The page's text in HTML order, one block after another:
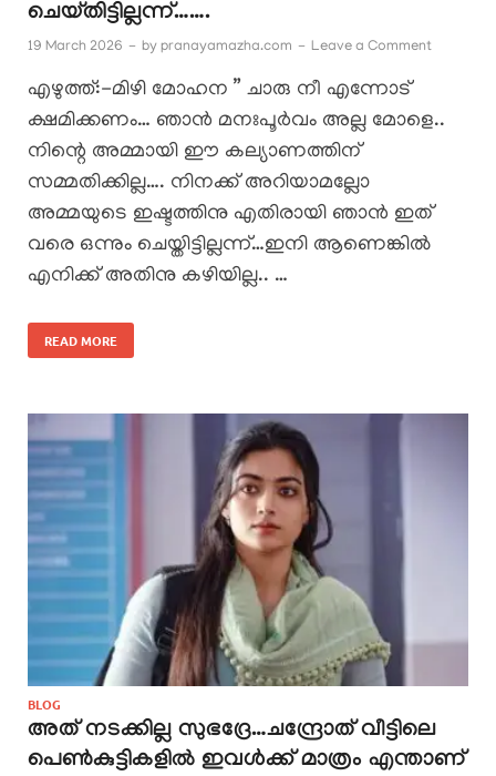
ചെയ്തിട്ടില്ലന്ന്…….
19 March 2026 - by pranayamazha.com - Leave a Comment
എഴുത്ത്:-മിഴി മോഹന ” ചാരു നീ എന്നോട്
ക്ഷമിക്കണം… ഞാൻ മനഃപൂർവം അല്ല മോളെ..
നിന്റെ അമ്മായി ഈ കല്യാണത്തിന്
സമ്മതിക്കില്ല…. നിനക്ക് അറിയാമല്ലോ
അമ്മയുടെ ഇഷ്ടത്തിനു എതിരായി ഞാൻ ഇത്
വരെ ഒന്നും ചെയ്തിട്ടില്ലന്ന്…ഇനി ആണെങ്കിൽ
എനിക്ക് അതിനു കഴിയില്ല.. …
READ MORE
BLOG
അത് നടക്കില്ല സുഭദ്രേ…ചന്ദ്രോത് വീട്ടിലെ
പെൺകുട്ടികളിൽ ഇവൾക്ക് മാത്രം എന്താണ്